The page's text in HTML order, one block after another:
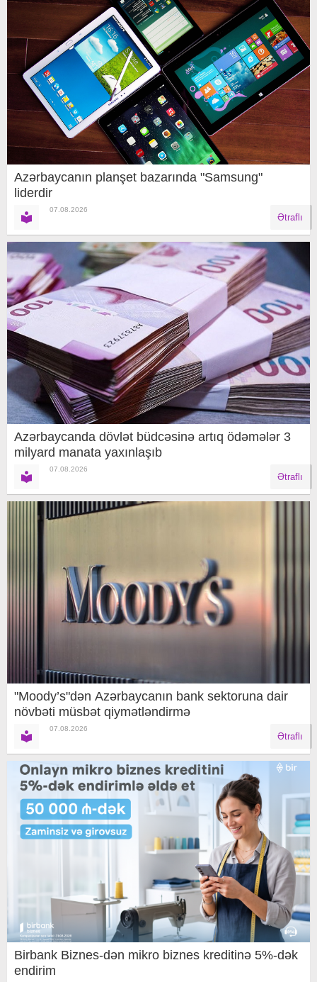
Azərbaycanın planşet bazarında "Samsung"
liderdir
07.08.2026
Ətraflı
Azərbaycanda dövlət büdcəsinə artıq ödəmələr 3
milyard manata yaxınlaşıb
07.08.2026
Ətraflı
"Moody’s"dən Azərbaycanın bank sektoruna dair
növbəti müsbət qiymətləndirmə
07.08.2026
Ətraflı
Birbank Biznes-dən mikro biznes kreditinə 5%-dək
endirim